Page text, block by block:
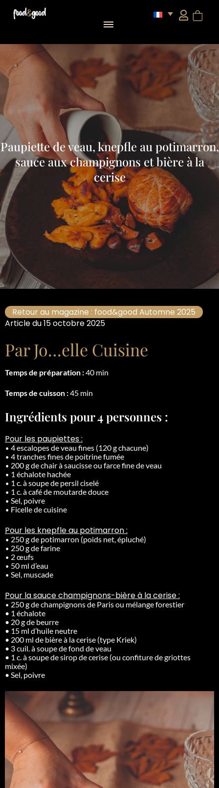
Paupiette de veau, knepfle au potimarron,
sauce aux champignons et bière à la
cerise
Retour au magazine : food&good Automne 2025
Article du 15 octobre 2025
Par Jo…elle Cuisine
Temps de préparation :40 min
Temps de cuisson :45 min
Ingrédients pour 4 personnes :
Pour les paupiettes :
• 4 escalopes de veau fines (120 g chacune)
• 4 tranches fines de poitrine fumée
• 200 g de chair à saucisse ou farce fine de veau
• 1 échalote hachée
• 1 c. à soupe de persil ciselé
• 1 c. à café de moutarde douce
• Sel, poivre
• Ficelle de cuisine
Pour les knepfle au potimarron :
• 250 g de potimarron (poids net, épluché)
• 250 g de farine
• 2 œufs
• 50 ml d’eau
• Sel, muscade
Pour la sauce champignons-bière à la cerise :
• 250 g de champignons de Paris ou mélange forestier
• 1 échalote
• 20 g de beurre
• 15 ml d’huile neutre
• 200 ml de bière à la cerise (type Kriek)
• 3 cuil. à soupe de fond de veau
• 1 c. à soupe de sirop de cerise (ou confiture de griottes
mixée)
• Sel, poivre